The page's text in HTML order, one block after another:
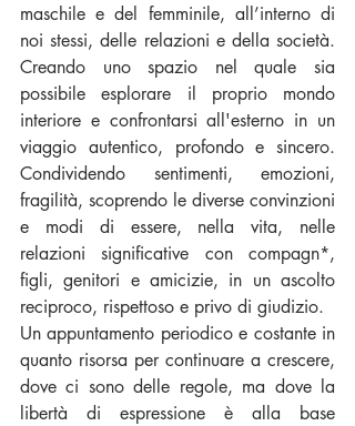
maschile e del femminile, all’interno di
noi stessi, delle relazioni e della società.
Creando uno spazio nel quale sia
possibile esplorare il proprio mondo
interiore e confrontarsi all'esterno in un
viaggio autentico, profondo e sincero.
Condividendo sentimenti, emozioni,
fragilità, scoprendo le diverse convinzioni
e modi di essere, nella vita, nelle
relazioni significative con compagn*,
figli, genitori e amicizie, in un ascolto
reciproco, rispettoso e privo di giudizio.
Un appuntamento periodico e costante in
quanto risorsa per continuare a crescere,
dove ci sono delle regole, ma dove la
libertà di espressione è alla base